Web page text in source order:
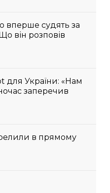
вперше судять за
він розповів
для України: «Нам
заперечив
в прямому